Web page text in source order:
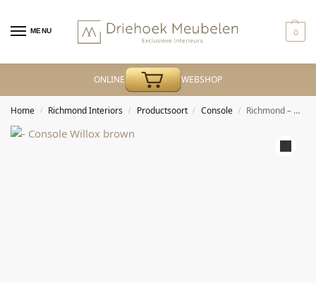
MENU 0
ONLINE WEBSHOP
Home / Richmond Interiors / Productsoort / Console / Richmond – Console Willox beige